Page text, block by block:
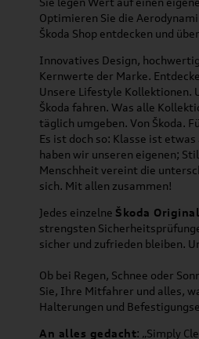
Optimieren Sie die
Škoda Shop entdecken und
Innovatives Design,
Kernwerte der Marke.
Unsere Lifestyle Kollektionen.
Škoda fahren. Was alle
täglich umgeben. Von Škoda.
Es ist doch so: Klasse ist
haben wir unseren eigenen;
Menschheit vereint die
sich. Mit allen zusammen!
Jedes einzelne Škoda
strengsten
sicher und zufrieden bleiben.
Ob bei Regen, Schnee oder
Sie, Ihre Mitfahrer und alles,
Halterungen und
An alles gedacht: „Simply